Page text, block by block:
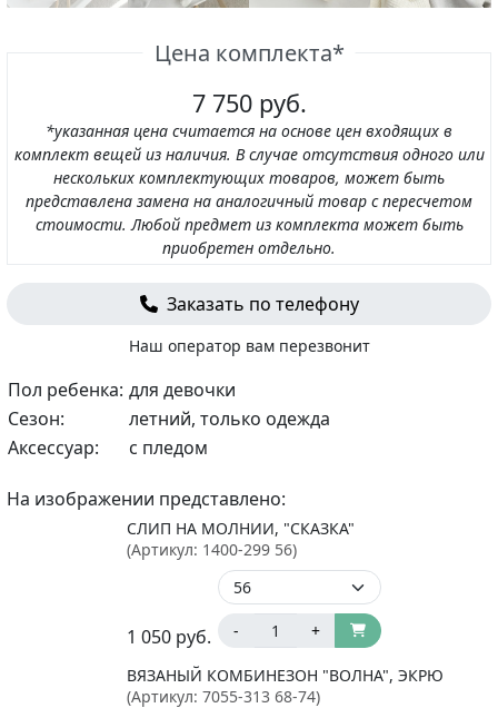
Цена комплекта*
7 750 руб.
*указанная цена считается на основе цен входящих в
комплект вещей из наличия. В случае отсутствия одного или
нескольких комплектующих товаров, может быть
представлена замена на аналогичный товар с пересчетом
стоимости. Любой предмет из комплекта может быть
приобретен отдельно.
Заказать по телефону
Наш оператор вам перезвонит
Пол ребенка: для девочки
Сезон:
летний, только одежда
Аксессуар:
с пледом
На изображении представлено:
СЛИП НА МОЛНИИ, "СКАЗКА"
(Артикул: 1400-299 56)
1 050 руб. - +
ВЯЗАНЫЙ КОМБИНЕЗОН "ВОЛНА", ЭКРЮ
(Артикул: 7055-313 68-74)